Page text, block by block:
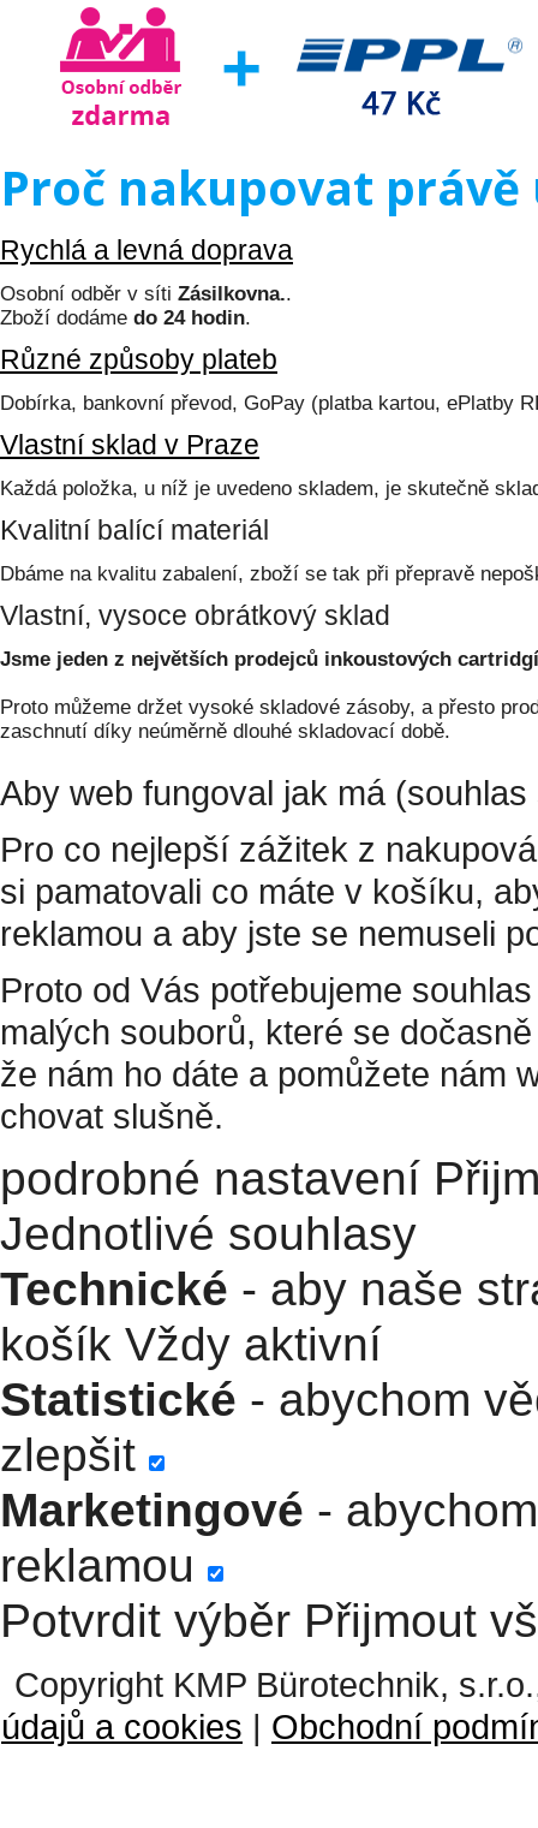
Proč nakupovat právě
Rychlá a levná doprava
Osobní odběr v síti Zásilkovna..
Zboží dodáme do 24 hodin.
Různé způsoby plateb
Dobírka, bankovní převod, GoPay (platba kartou, ePlatby
Vlastní sklad v Praze
Každá položka, u níž je uvedeno skladem, je skutečně
Kvalitní balící materiál
Dbáme na kvalitu zabalení, zboží se tak při přepravě
Vlastní, vysoce obrátkový sklad
Jsme jeden z největších prodejců inkoustových
Proto můžeme držet vysoké skladové zásoby, a přesto
zaschnutí díky neúměrně dlouhé skladovací době.
Aby web fungoval jak má
Pro co nejlepší zážitek z
si pamatovali co máte v košíku,
reklamou a aby jste se nemuseli
Proto od Vás potřebujeme
malých souborů, které se
že nám ho dáte a pomůžete nám
chovat slušně.
podrobné nastavení
Jednotlivé souhlasy
Technické - aby naše
košík Vždy aktivní
Statistické - abychom
zlepšit
Marketingové -
reklamou
Potvrdit výběr Přijmout
Copyright KMP Bürotechnik,
údajů a cookies | Obchodní